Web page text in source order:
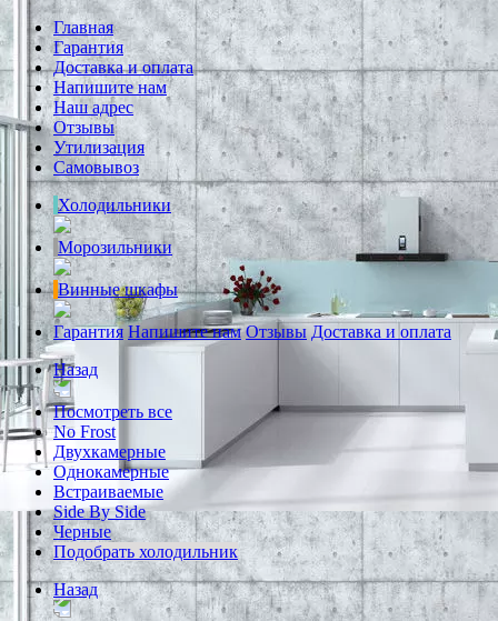
Главная
Гарантия
Доставка и оплата
Напишите нам
Наш адрес
Отзывы
Утилизация
Самовывоз
Холодильники
Морозильники
Винные шкафы
Гарантия Напишите нам Отзывы Доставка и оплата
Назад
Посмотреть все
No Frost
Двухкамерные
Однокамерные
Встраиваемые
Side By Side
Черные
Подобрать холодильник
Назад